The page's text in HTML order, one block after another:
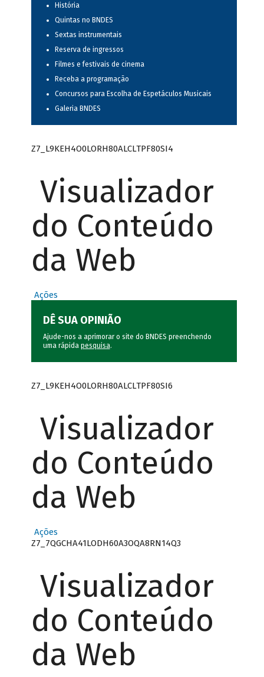
História
Quintas no BNDES
Sextas instrumentais
Reserva de ingressos
Filmes e festivais de cinema
Receba a programação
Concursos para Escolha de Espetáculos Musicais
Galeria BNDES
Z7_L9KEH4O0LORH80ALCLTPF80SI4
Visualizador
do Conteúdo
da Web
Ações
DÊ SUA OPINIÃO
Ajude-nos a aprimorar o site do BNDES preenchendo
uma rápida pesquisa.
Z7_L9KEH4O0LORH80ALCLTPF80SI6
Visualizador
do Conteúdo
da Web
Ações
Z7_7QGCHA41LODH60A3OQA8RN14Q3
Visualizador
do Conteúdo
da Web